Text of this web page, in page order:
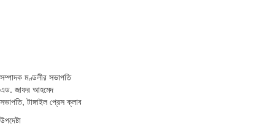
সম্পাদক মণ্ডলীর সভাপতি
এড. জাফর আহমেদ
সভাপতি, টাঙ্গাইল প্রেস ক্লাব
উপদেষ্টা